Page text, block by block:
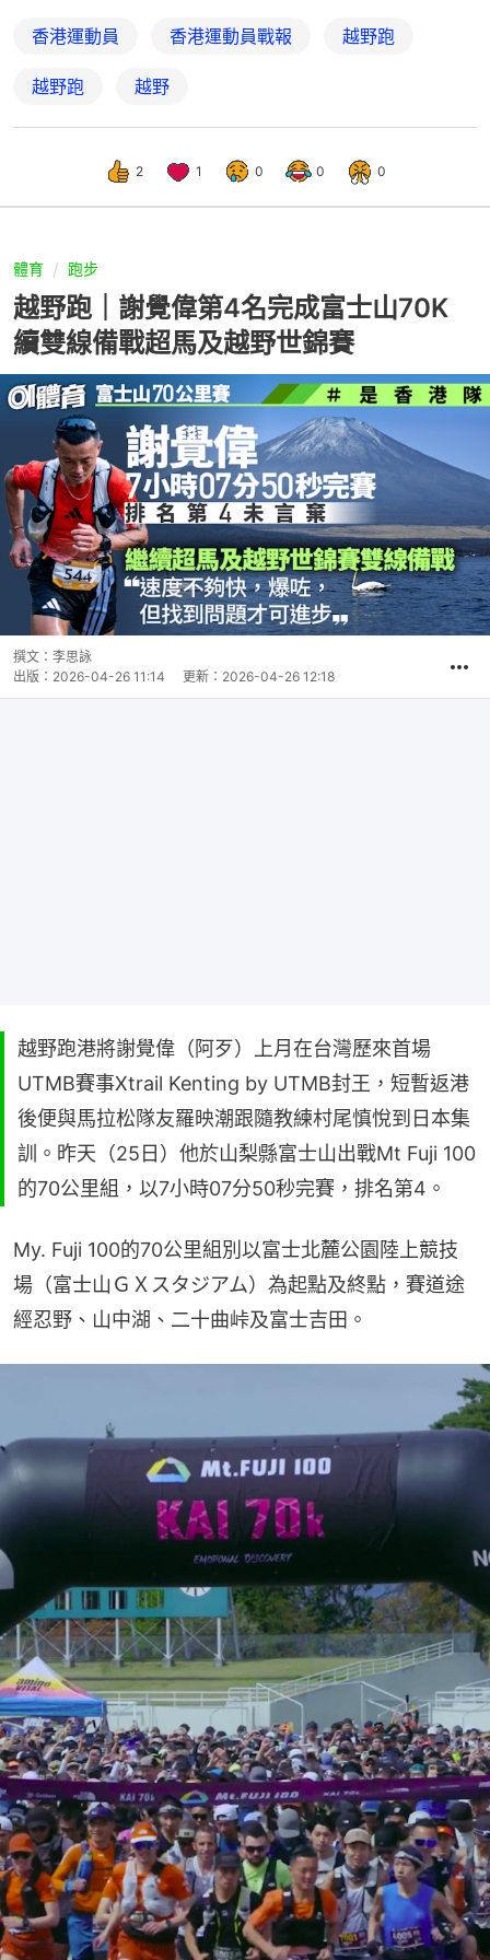
香港運動員 香港運動員戰報 越野跑
越野跑 越野
2 1 0 0 0
體育 跑步
越野跑｜謝覺偉第4名完成富士山70K
續雙線備戰超馬及越野世錦賽
撰文： 李思詠
出版： 2026-04-26 11:14 更新： 2026-04-26 12:18
越野跑港將謝覺偉（阿歹）上月在台灣歷來首場
UTMB賽事Xtrail Kenting by UTMB封王，短暫返港
後便與馬拉松隊友羅映潮跟隨教練村尾慎悅到日本集
訓。昨天（25日）他於山梨縣富士山出戰Mt Fuji 100
的70公里組，以7小時07分50秒完賽，排名第4。
My. Fuji 100的70公里組別以富士北麓公園陸上競技
場（富士山ＧＸスタジアム）為起點及終點，賽道途
經忍野、山中湖、二十曲峠及富士吉田。